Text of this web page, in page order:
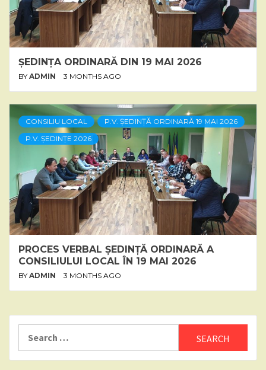
ȘEDINȚA ORDINARĂ DIN 19 MAI 2026
BY ADMIN 3 MONTHS AGO
CONSILIU LOCAL
P.V. ȘEDINȚĂ ORDINARĂ 19 MAI 2026
P.V. ȘEDINȚE 2026
PROCES VERBAL ȘEDINȚĂ ORDINARĂ A
CONSILIULUI LOCAL ÎN 19 MAI 2026
BY ADMIN 3 MONTHS AGO